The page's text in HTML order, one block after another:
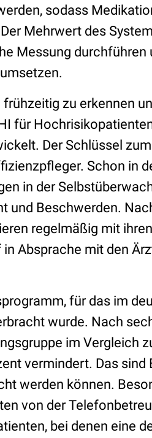
sodass
Mehrwert des
Messung durchführen
zu erkennen
für
Der Schlüssel
Schon in
in der
und Beschwerden.
regelmäßig mit
Absprache mit den
für das im
wurde. Nach
im Vergleich
vermindert. Das sind
werden können.
von der
bei denen eine